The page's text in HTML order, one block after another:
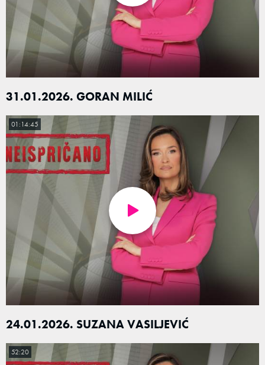
31.01.2026. GORAN MILIĆ
24.01.2026. SUZANA VASILJEVIĆ
01:14:45
52:20